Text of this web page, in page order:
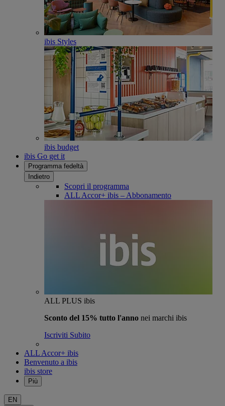
ibis Styles
ibis budget
ibis Go get it
Programma fedeltà
Indietro
Scopri il programma
ALL Accor+ ibis – Abbonamento
ALL PLUS ibis
Sconto del 15% tutto l'anno nei marchi ibis
Iscriviti Subito
ALL Accor+ ibis
Benvenuto a ibis
ibis store
Più
EN